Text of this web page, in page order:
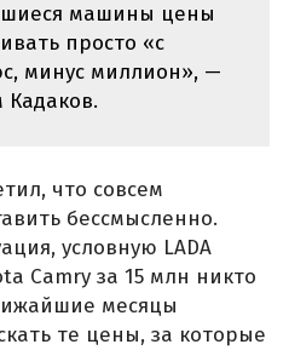
машины цены
просто «с
минус миллион», —
Кадаков.
что совсем
бессмысленно.
условную LADA
Camry за 15 млн никто
месяцы
те цены, за которые